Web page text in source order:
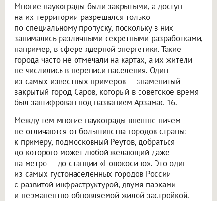
Многие наукограды были закрытыми, а доступ
на их территории разрешался только
по специальному пропуску, поскольку в них
занимались различными секретными разработками,
например, в сфере ядерной энергетики. Такие
города часто не отмечали на картах, а их жители
не числились в переписи населения. Один
из самых известных примеров — знаменитый
закрытый город Саров, который в советское время
был зашифрован под названием Арзамас-16.
Между тем многие наукограды внешне ничем
не отличаются от большинства городов страны:
к примеру, подмосковный Реутов, добраться
до которого может любой желающий даже
на метро — до станции «Новокосино». Это один
из самых густонаселенных городов России
с развитой инфраструктурой, двумя парками
и перманентно обновляемой жилой застройкой.